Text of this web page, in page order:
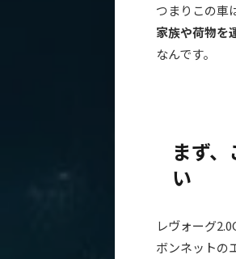
つまりこの車
家族や荷物を
なんです。
まず
い
レヴォーグ
ボンネットの